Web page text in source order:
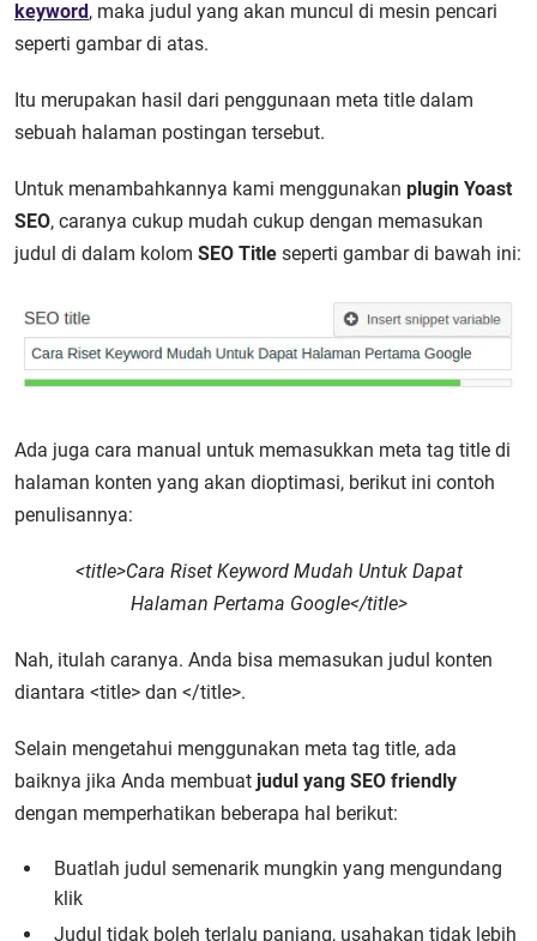
keyword, maka judul yang akan muncul di mesin pencari
seperti gambar di atas.
Itu merupakan hasil dari penggunaan meta title dalam
sebuah halaman postingan tersebut.
Untuk menambahkannya kami menggunakan plugin Yoast
SEO, caranya cukup mudah cukup dengan memasukan
judul di dalam kolom SEO Title seperti gambar di bawah ini:
Ada juga cara manual untuk memasukkan meta tag title di
halaman konten yang akan dioptimasi, berikut ini contoh
penulisannya:
<title>Cara Riset Keyword Mudah Untuk Dapat
Halaman Pertama Google</title>
Nah, itulah caranya. Anda bisa memasukan judul konten
diantara <title> dan </title>.
Selain mengetahui menggunakan meta tag title, ada
baiknya jika Anda membuat judul yang SEO friendly
dengan memperhatikan beberapa hal berikut:
Buatlah judul semenarik mungkin yang mengundang
klik
Judul tidak boleh terlalu panjang, usahakan tidak lebih